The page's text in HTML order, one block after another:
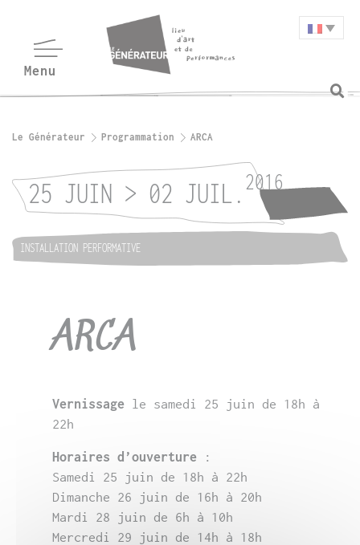
Le Générateur Programmation ARCA
25 JUIN > 02 JUIL. 2016
INSTALLATION PERFORMATIVE
ARCA
Vernissage le samedi 25 juin de 18h à
22h
Horaires d’ouverture :
Samedi 25 juin de 18h à 22h
Dimanche 26 juin de 16h à 20h
Mardi 28 juin de 6h à 10h
Mercredi 29 juin de 14h à 18h